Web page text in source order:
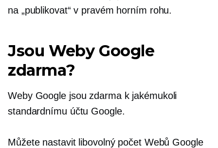
na „publikovat“ v pravém horním rohu.
Jsou Weby Google
zdarma?
Weby Google jsou zdarma k jakémukoli
standardnímu účtu Google.
Můžete nastavit libovolný počet Webů Google